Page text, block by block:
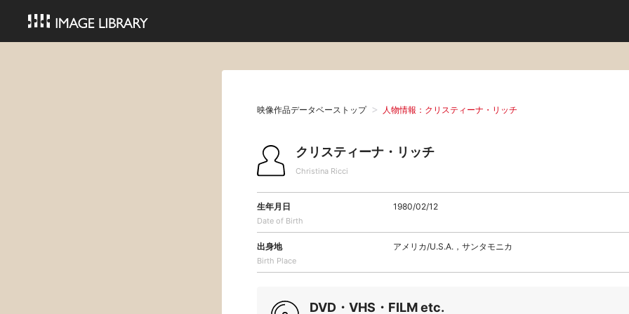
映像作品データベーストップ 人物情報：クリスティーナ・リッチ
クリスティーナ・リッチ
Christina Ricci
生年月日
Date of Birth
1980/02/12
出身地
Birth Place
アメリカ/U.S.A.，サンタモニカ
DVD・VHS・FILM etc.